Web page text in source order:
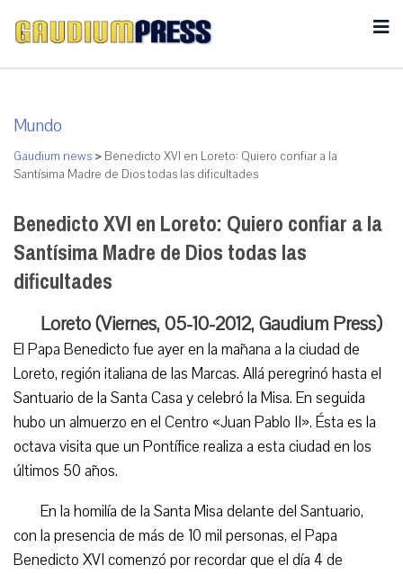
Mundo
Gaudium news > Benedicto XVI en Loreto: Quiero confiar a la
Santísima Madre de Dios todas las dificultades
Benedicto XVI en Loreto: Quiero confiar a la
Santísima Madre de Dios todas las
dificultades
Loreto (Viernes, 05-10-2012, Gaudium Press)
El Papa Benedicto fue ayer en la mañana a la ciudad de
Loreto, región italiana de las Marcas. Allá peregrinó hasta el
Santuario de la Santa Casa y celebró la Misa. En seguida
hubo un almuerzo en el Centro «Juan Pablo II». Ésta es la
octava visita que un Pontífice realiza a esta ciudad en los
últimos 50 años.
En la homilía de la Santa Misa delante del Santuario,
con la presencia de más de 10 mil personas, el Papa
Benedicto XVI comenzó por recordar que el día 4 de